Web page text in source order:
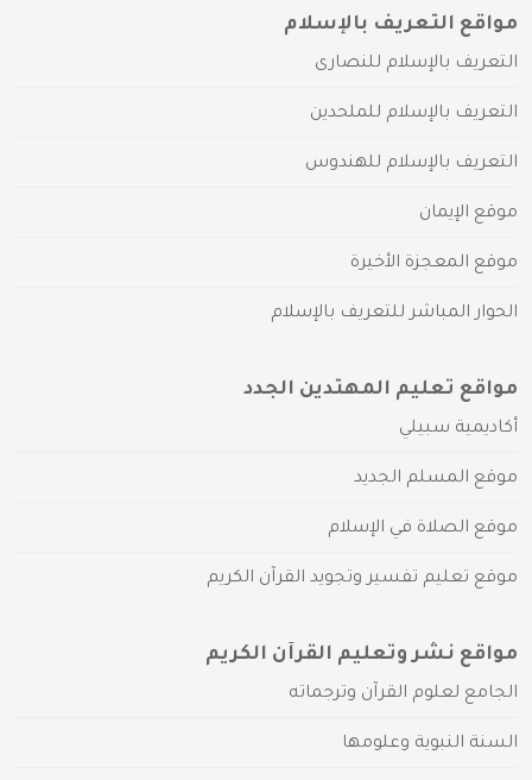
مواقع التعريف بالإسلام
التعريف بالإسلام للنصارى
التعريف بالإسلام للملحدين
التعريف بالإسلام للهندوس
موقع الإيمان
موقع المعجزة الأخيرة
الحوار المباشر للتعريف بالإسلام
مواقع تعليم المهتدين الجدد
أكاديمية سبيلي
موقع المسلم الجديد
موقع الصلاة في الإسلام
موقع تعليم تفسير وتجويد القرآن الكريم
مواقع نشر وتعليم القرآن الكريم
الجامع لعلوم القرآن وترجماته
السنة النبوية وعلومها